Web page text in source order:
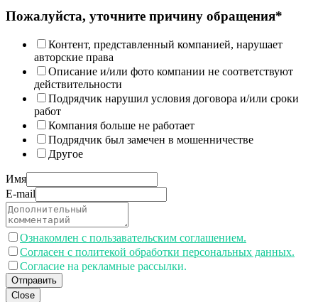
Пожалуйста, уточните причину обращения*
Контент, представленный компанией, нарушает
авторские права
Описание и/или фото компании не соответствуют
действительности
Подрядчик нарушил условия договора и/или сроки
работ
Компания больше не работает
Подрядчик был замечен в мошенничестве
Другое
Имя
E-mail
Ознакомлен с пользавательским соглашением.
Согласен с политекой обработки персональных данных.
Согласие на рекламные рассылки.
Отправить
Close